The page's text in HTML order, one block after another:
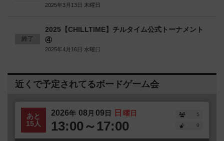
2025年3月13日 木曜日
終了
2025【CHILLTIME】チルタイム公式トーナメント
④
2025年4月16日 水曜日
近くで予定されてるボードゲーム会
あと
15人
2026年 08 月 09日 日 曜日
13:00～17:00
5
0